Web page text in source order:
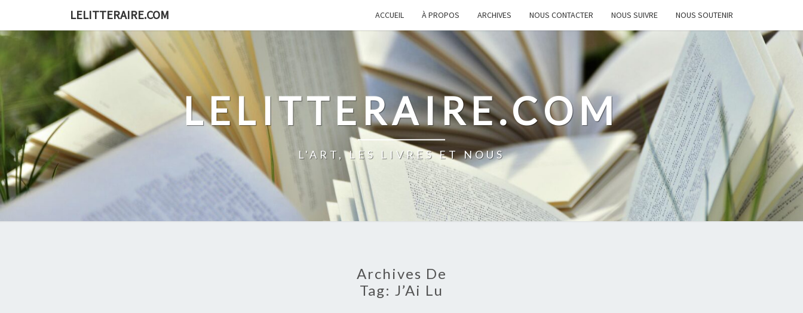
content
LELITTERAIRE.COM ACCUEIL À PROPOS ARCHIVES NOUS CONTACTER NOUS SUIVRE NOUS SOUTENIR
LELITTERAIRE.COM
L'ART, LES LIVRES ET NOUS
Archives De
Tag: J’Ai Lu